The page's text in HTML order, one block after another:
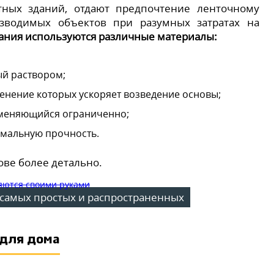
зданий, отдают предпочтение ленточному
объектов при разумных затратах на
используются различные материалы:
раствором;
которых ускоряет возведение основы;
ограниченно;
прочность.
более детально.
простых и распространенных
дома